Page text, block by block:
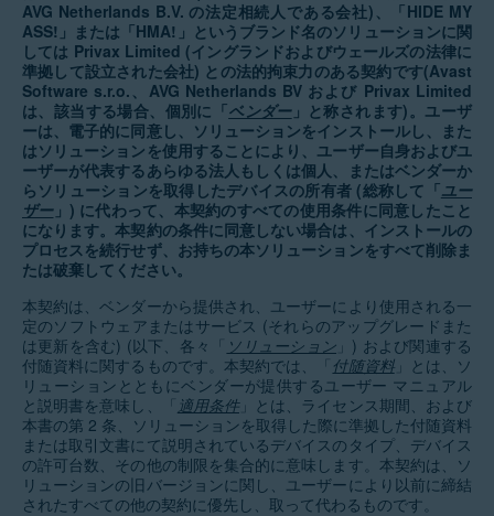
AVG Netherlands B.V. の法定相続人である会社)、「HIDE MY
ASS!」または「HMA!」というブランド名のソリューションに関
しては Privax Limited (イングランドおよびウェールズの法律に
準拠して設立された会社) との法的拘束力のある契約です(Avast
Software s.r.o.、AVG Netherlands BV および Privax Limited
は、該当する場合、個別に「ベンダー」と称されます)。ユーザ
ーは、電子的に同意し、ソリューションをインストールし、また
はソリューションを使用することにより、ユーザー自身およびユ
ーザーが代表するあらゆる法人もしくは個人、またはベンダーか
らソリューションを取得したデバイスの所有者 (総称して「ユー
ザー」) に代わって、本契約のすべての使用条件に同意したこと
になります。本契約の条件に同意しない場合は、インストールの
プロセスを続行せず、お持ちの本ソリューションをすべて削除ま
たは破棄してください。
本契約は、ベンダーから提供され、ユーザーにより使用される一
定のソフトウェアまたはサービス (それらのアップグレードまた
は更新を含む) (以下、各々「 ソリューション 」) および関連する
付随資料に関するものです。本契約では、「 付随資料」とは、ソ
リューションとともにベンダーが提供するユーザー マニュアル
と説明書を意味し、「 適用条件」とは、ライセンス期間、および
本書の第 2 条、ソリューションを取得した際に準拠した付随資料
または取引文書にて説明されているデバイスのタイプ、デバイス
の許可台数、その他の制限を集合的に意味します。本契約は、ソ
リューションの旧バージョンに関し、ユーザーにより以前に締結
されたすべての他の契約に優先し、取って代わるものです。